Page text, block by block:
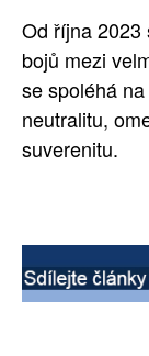
Od října 2023
bojů mezi
se spoléhá
neutralitu,
suverenitu.